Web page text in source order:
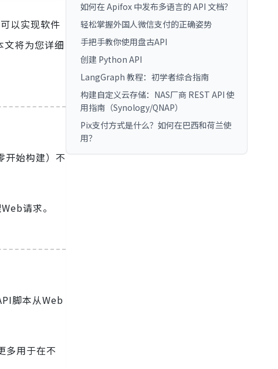
以实现软件
将为您详细
开始构建）不
请求。
脚本从Web
多用于在不
如何在 Apifox 中发布多语言的 API 文档？
轻松掌握外国人微信支付的正确姿势
手把手教你使用盘古API
创建 Python API
LangGraph 教程：初学者综合指南
构建自定义云存储：NAS厂商 REST API 使
用指南（Synology/QNAP）
Pix支付方式是什么？如何在巴西和荷兰使
用？